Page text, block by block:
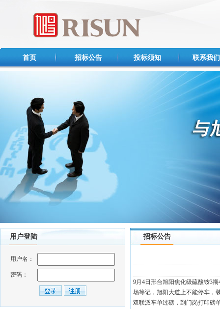
首页 招标公告 投标须知 联系我们
用户登陆
用户名：
密码：
招标公告
9月4日邢台旭阳焦化级硫酸铵3
场等记，旭阳大道上不能停车，
双联派车单过磅，到门岗打印磅